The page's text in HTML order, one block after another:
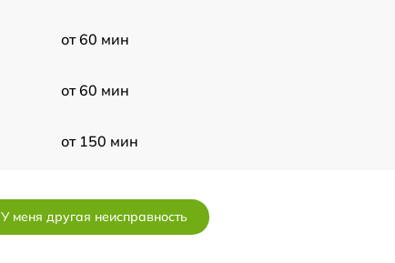
от 60 мин
от 60 мин
от 150 мин
У меня другая неисправность